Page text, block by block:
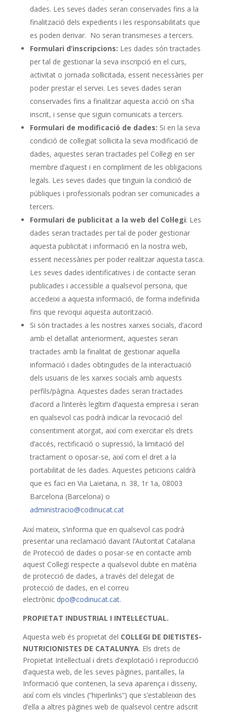
dades. Les seves dades seran conservades fins a la
finalització dels expedients i les responsabilitats que
es poden derivar. No seran transmeses a tercers.
Formulari d’inscripcions: Les dades són tractades
per tal de gestionar la seva inscripció en el curs,
activitat o jornada sol·licitada, essent necessàries per
poder prestar el servei. Les seves dades seran
conservades fins a finalitzar aquesta acció on s’ha
inscrit, i sense que siguin comunicats a tercers.
Formulari de modificació de dades: Si en la seva
condició de col·legiat sol·licita la seva modificació de
dades, aquestes seran tractades pel Col·legi en ser
membre d’aquest i en compliment de les obligacions
legals. Les seves dades que tinguin la condició de
públiques i professionals podran ser comunicades a
tercers.
Formulari de publicitat a la web del Col·legi: Les
dades seran tractades per tal de poder gestionar
aquesta publicitat i informació en la nostra web,
essent necessàries per poder realitzar aquesta tasca.
Les seves dades identificatives i de contacte seran
publicades i accessible a qualsevol persona, que
accedeixi a aquesta informació, de forma indefinida
fins que revoqui aquesta autorització.
Si són tractades a les nostres xarxes socials, d’acord
amb el detallat anteriorment, aquestes seran
tractades amb la finalitat de gestionar aquella
informació i dades obtingudes de la interactuació
dels usuaris de les xarxes socials amb aquests
perfils/pàgina. Aquestes dades seran tractades
d’acord a l’interès legítim d’aquesta empresa i seran
en qualsevol cas podrà indicar la revocació del
consentiment atorgat, així com exercitar els drets
d’accés, rectificació o supressió, la limitació del
tractament o oposar-se, així com el dret a la
portabilitat de les dades. Aquestes peticions caldrà
que es faci en Via Laietana, n. 38, 1r 1a, 08003
Barcelona (Barcelona) o
administracio@codinucat.cat
Així mateix, s’informa que en qualsevol cas podrà
presentar una reclamació davant l’Autoritat Catalana
de Protecció de dades o posar-se en contacte amb
aquest Col·legi respecte a qualsevol dubte en matèria
de protecció de dades, a través del delegat de
protecció de dades, en el correu
electrònic dpo@codinucat.cat.
PROPIETAT INDUSTRIAL I INTEL·LECTUAL.
Aquesta web és propietat del COL·LEGI DE DIETISTES-
NUTRICIONISTES DE CATALUNYA. Els drets de
Propietat Intel·lectual i drets d’explotació i reproducció
d’aquesta web, de les seves pàgines, pantalles, la
Informació que contenen, la seva aparença i disseny,
així com els vincles (“hiperlinks“) que s’estableixin des
d’ella a altres pàgines web de qualsevol centre adscrit